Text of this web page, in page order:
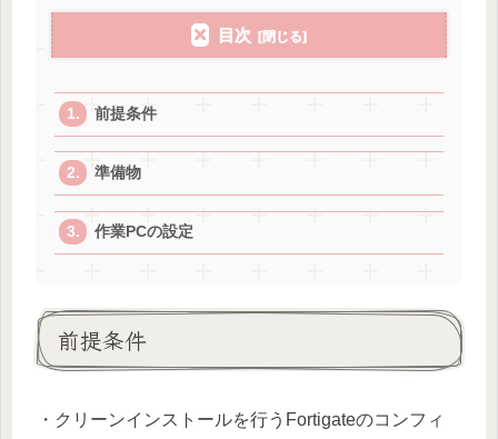
目次
前提条件
準備物
作業PCの設定
前提条件
・クリーンインストールを行うFortigateのコンフィ